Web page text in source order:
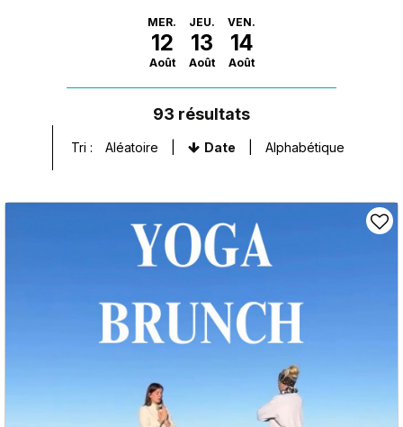
MER.
12
Août
JEU.
13
Août
VEN.
14
Août
93 résultats
Tri : Aléatoire Date Alphabétique